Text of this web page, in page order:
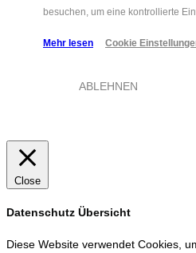
besuchen, um eine kontrollierte
Mehr lesen Cookie
ABLEHNEN
Close
Datenschutz Übersicht
Diese Website verwendet Cookies,